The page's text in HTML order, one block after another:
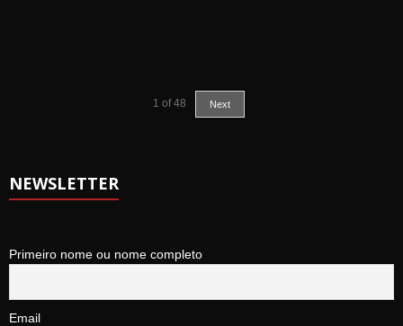
1 of 48 Next
NEWSLETTER
Primeiro nome ou nome completo
Email